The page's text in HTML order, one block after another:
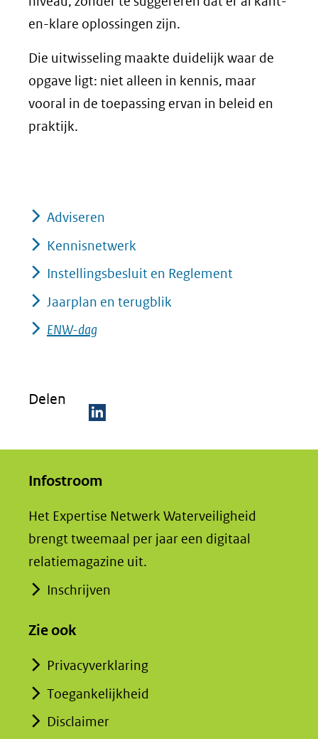
en-klare oplossingen zijn.
Die uitwisseling maakte duidelijk waar de
opgave ligt: niet alleen in kennis, maar
vooral in de toepassing ervan in beleid en
praktijk.
Adviseren
Kennisnetwerk
Instellingsbesluit en Reglement
Jaarplan en terugblik
ENW-dag
Delen
l
n
o
p
L
e
d
I
Infostroom
Het Expertise Netwerk Waterveiligheid
brengt tweemaal per jaar een digitaal
relatiemagazine uit.
Inschrijven
Zie ook
Privacyverklaring
Toegankelijkheid
Disclaimer